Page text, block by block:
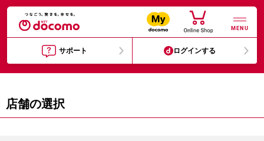
MENU
サポート ログインする
店舗の選択